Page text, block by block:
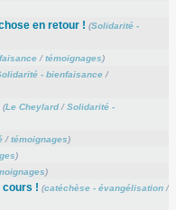
en retour ! (Solidarité -
/témoignages)
- bienfaisance/
(Le Cheylard/Solidarité -
/témoignages)
)
)
cours ! (catéchèse - évangélisation/